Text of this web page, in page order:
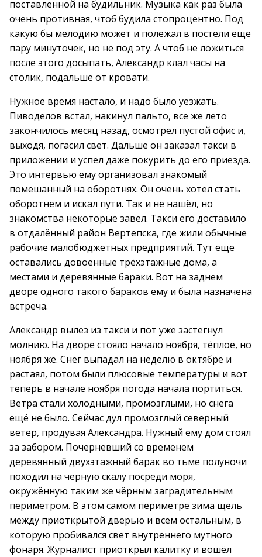
поставленной на будильник. Музыка как раз была
очень противная, чтоб будила стопроцентно. Под
какую бы мелодию может и полежал в постели ещё
пару минуточек, но не под эту. А чтоб не ложиться
после этого досыпать, Александр клал часы на
столик, подальше от кровати.
Нужное время настало, и надо было уезжать.
Пиводелов встал, накинул пальто, все же лето
закончилось месяц назад, осмотрел пустой офис и,
выходя, погасил свет. Дальше он заказал такси в
приложении и успел даже покурить до его приезда.
Это интервью ему организовал знакомый
помешанный на оборотнях. Он очень хотел стать
оборотнем и искал пути. Так и не нашёл, но
знакомства некоторые завел. Такси его доставило
в отдалённый район Вертепска, где жили обычные
рабочие малобюджетных предприятий. Тут еще
оставались довоенные трёхэтажные дома, а
местами и деревянные бараки. Вот на заднем
дворе одного такого бараков ему и была назначена
встреча.
Александр вылез из такси и пот уже застегнул
молнию. На дворе стояло начало ноября, тёплое, но
ноября же. Снег выпадал на неделю в октябре и
растаял, потом были плюсовые температуры и вот
теперь в начале ноября погода начала портиться.
Ветра стали холодными, промозглыми, но снега
ещё не было. Сейчас дул промозглый северный
ветер, продувая Александра. Нужный ему дом стоял
за забором. Почерневший со временем
деревянный двухэтажный барак во тьме полуночи
походил на чёрную скалу посреди моря,
окружённую таким же чёрным заградительным
периметром. В этом самом периметре зима щель
между приоткрытой дверью и всем остальным, в
которую пробивался свет внутреннего мутного
фонаря. Журналист приоткрыл калитку и вошёл